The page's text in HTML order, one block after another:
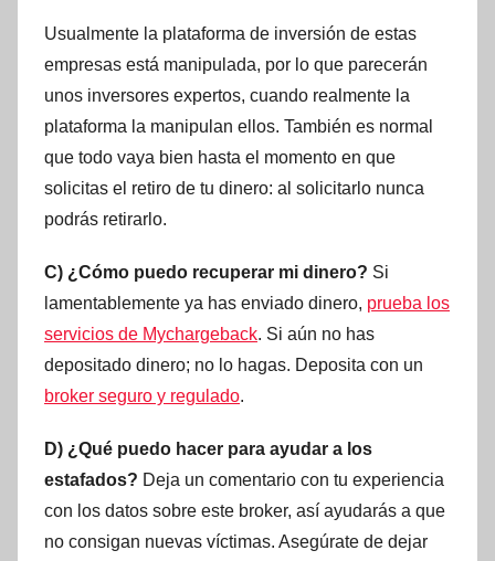
Usualmente la plataforma de inversión de estas
empresas está manipulada, por lo que parecerán
unos inversores expertos, cuando realmente la
plataforma la manipulan ellos. También es normal
que todo vaya bien hasta el momento en que
solicitas el retiro de tu dinero: al solicitarlo nunca
podrás retirarlo.
C) ¿Cómo puedo recuperar mi dinero? Si
lamentablemente ya has enviado dinero, prueba los
servicios de Mychargeback. Si aún no has
depositado dinero; no lo hagas. Deposita con un
broker seguro y regulado.
D) ¿Qué puedo hacer para ayudar a los
estafados? Deja un comentario con tu experiencia
con los datos sobre este broker, así ayudarás a que
no consigan nuevas víctimas. Asegúrate de dejar